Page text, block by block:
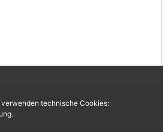
technische Cookies: